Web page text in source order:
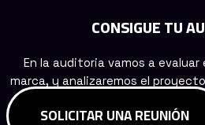
CONSIGUE TU
En la auditoria vamos a
marca, y analizaremos el
SOLICITAR UNA REUNIÓN